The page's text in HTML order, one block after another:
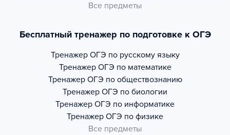
Все предметы
Бесплатный тренажер по подготовке к ОГЭ
Тренажер ОГЭ по русскому языку
Тренажер ОГЭ по математике
Тренажер ОГЭ по обществознанию
Тренажер ОГЭ по биологии
Тренажер ОГЭ по информатике
Тренажер ОГЭ по физике
Все предметы